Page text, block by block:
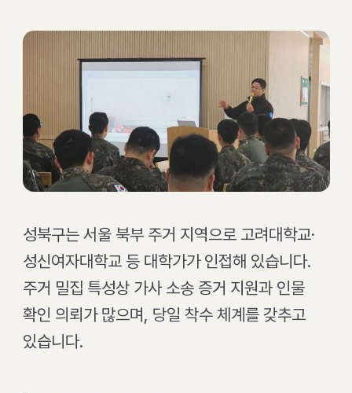
성북구는 서울 북부 주거 지역으로 고려대학교·
성신여자대학교 등 대학가가 인접해 있습니다.
주거 밀집 특성상 가사 소송 증거 지원과 인물
확인 의뢰가 많으며, 당일 착수 체계를 갖추고
있습니다.